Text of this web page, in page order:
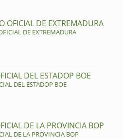
OFICIAL DE EXTREMADURA
DE EXTREMADURA
DEL ESTADOP BOE
DEL ESTADOP BOE
DE LA PROVINCIA BOP
DE LA PROVINCIA BOP